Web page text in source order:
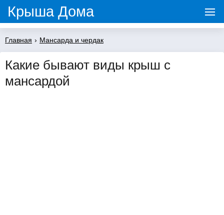
Крыша Дома
Главная › Мансарда и чердак
Какие бывают виды крыш с
мансардой